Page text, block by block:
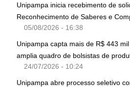
Unipampa inicia recebimento de
Reconhecimento de Saberes e
05/08/2026 - 16:38
Unipampa capta mais de R$ 443
amplia quadro de bolsistas de
24/07/2026 - 10:24
Unipampa abre processo seletivo